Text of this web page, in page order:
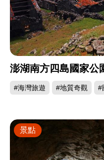
澎湖南方四島國家公
#海灣旅遊 #地質奇觀 #
景點